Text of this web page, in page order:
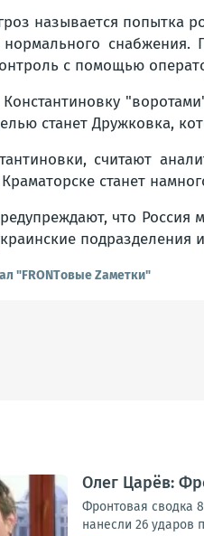
называется попытка
снабжения.
с помощью
станет Дружковка,
считают
станет
что
"FRONTовые Zаметки"
Олег Царёв:
Фронтовая сводка
нанесли 26 ударов